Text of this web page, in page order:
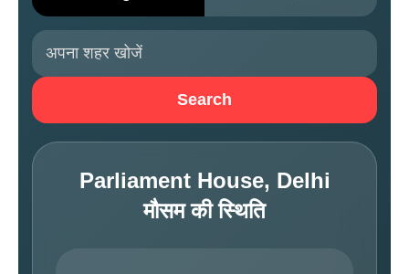
Search
Parliament House, Delhi
मौसम की स्थिति